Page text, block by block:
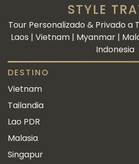
STYLE
Tour Personalizado & Privado a
Laos | Vietnam | Myanmar |
Indonesia
DESTINO
Vietnam
Tailandia
Lao PDR
Malasia
Singapur